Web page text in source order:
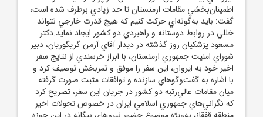
اطمينان‌بخشي مقامات ارمنستان تا حد زيادي برطرف شده است،
گفت: بايد به‌گونه‌اي حرکت کنيم که هيچ قدرت خارجي نتواند
خللي در روابط دوستانه و راهبردي دو کشور ايجاد نمايد.دکتر
مسعود پزشکيان روز گذشته در ديدار آقاي آرمن گريگوريان، دبير
شوراي امنيت جمهوري ارمنستان، با ابراز خرسندي از نتايج سفر
اخير خود به ايروان، اين سفر را موفق و ثمربخش توصيف کرد و
با اشاره به گفت‌وگوهاي سازنده و توافقات مثبت صورت گرفته
ميان مقامات عالي‌رتبه دو کشور در جريان اين سفر، تصريح کرد
که نگراني‌هاي جمهوري اسلامي ايران در خصوص تحولات اخير